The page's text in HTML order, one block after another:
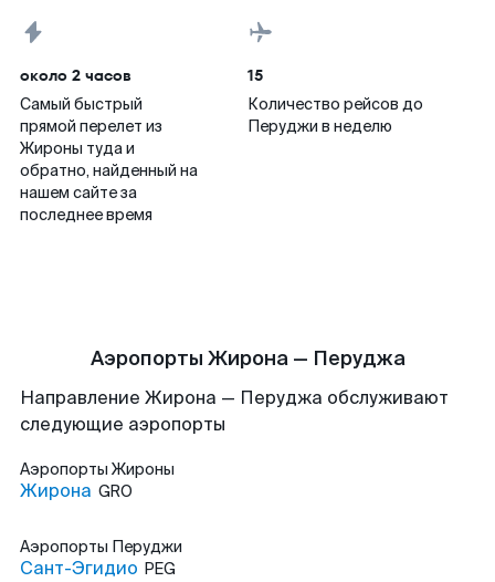
около 2 часов
Самый быстрый
прямой перелет из
Жироны туда и
обратно, найденный на
нашем сайте за
последнее время
15
Количество рейсов до
Перуджи в неделю
Аэропорты Жирона — Перуджа
Направление Жирона — Перуджа обслуживают
следующие аэропорты
Аэропорты Жироны
Жирона GRO
Аэропорты Перуджи
Сант-Эгидио PEG